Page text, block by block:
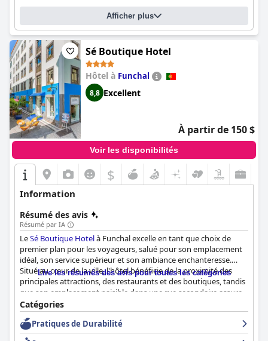
Afficher plus
Sé Boutique Hotel
Hôtel à Funchal
8,8 Excellent
À partir de 150 $
Voir les disponibilités
$
Information
Résumé des avis
Résumé par IA
LeSé Boutique Hotelà Funchal excelle en tant que choix de
premier plan pour les voyageurs, salué pour son emplacement
idéal, son service supérieur et son ambiance enchanteresse.
Situé au cœur de la ville, l'hôtel bénéficie de la proximité des
principales attractions, des restaurants et des boutiques, tandis
que son emplacement paisible dans une rue secondaire assure
une retraite tranquille. Le point culminant est la terrasse
panoramique sur le toit qui offre un espace serein avec des vues
magnifiques, améliorant l'expérience globale des clients.
Lire les résumés des avis pour toutes les catégories
Catégories
Pratiques de Durabilité